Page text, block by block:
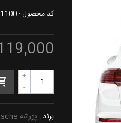
کد محصول :
97,119,000
-
+
برند : پورشه-porsche